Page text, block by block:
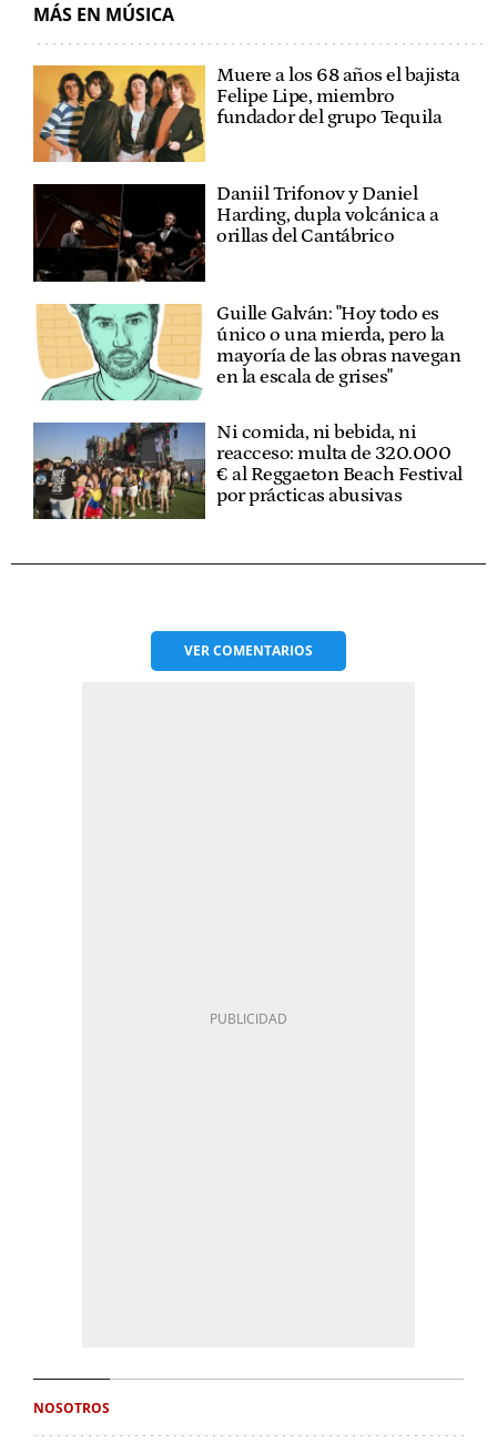
MÁS EN MÚSICA
Muere a los 68 años el bajista
Felipe Lipe, miembro
fundador del grupo Tequila
Daniil Trifonov y Daniel
Harding, dupla volcánica a
orillas del Cantábrico
Guille Galván: "Hoy todo es
único o una mierda, pero la
mayoría de las obras navegan
en la escala de grises"
Ni comida, ni bebida, ni
reacceso: multa de 320.000
€ al Reggaeton Beach Festival
por prácticas abusivas
VERCOMENTARIOS
NOSOTROS